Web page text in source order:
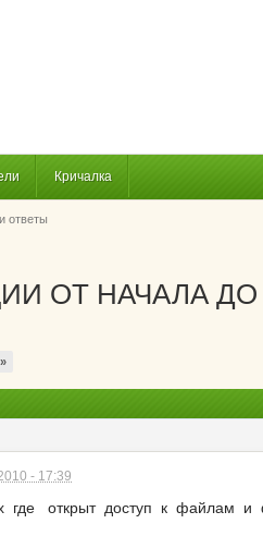
Кричалка
ответы
ОТ НАЧАЛА
»
- 17:39
где открыт доступ к файлам